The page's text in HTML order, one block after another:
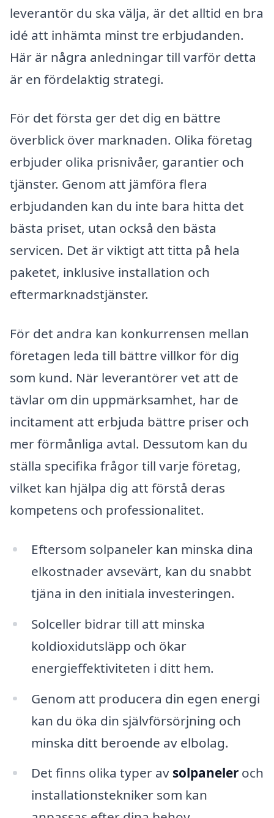
leverantör du ska välja, är det alltid en bra
idé att in­hämta minst tre erbjudanden.
Här är några anledningar till varför detta
är en fördelaktig strategi.
För det första ger det dig en bättre
överblick över marknaden. Olika företag
erbjuder olika prisnivåer, garantier och
tjänster. Genom att jämföra flera
erbjudanden kan du inte bara hitta det
bästa priset, utan också den bästa
servicen. Det är viktigt att titta på hela
paketet, inklusive installation och
eftermarknadstjänster.
För det andra kan konkurrensen mellan
företagen leda till bättre villkor för dig
som kund. När leverantörer vet att de
tävlar om din uppmärksamhet, har de
incitament att erbjuda bättre priser och
mer förmånliga avtal. Dessutom kan du
ställa specifika frågor till varje företag,
vilket kan hjälpa dig att förstå deras
kompetens och professionalitet.
Eftersom solpaneler kan minska dina
elkostnader avsevärt, kan du snabbt
tjäna in den initiala investeringen.
Solceller bidrar till att minska
koldioxidutsläpp och ökar
energieffektiviteten i ditt hem.
Genom att producera din egen energi
kan du öka din självförsörjning och
minska ditt beroende av elbolag.
Det finns olika typer av solpaneleroch
installationstekniker som kan